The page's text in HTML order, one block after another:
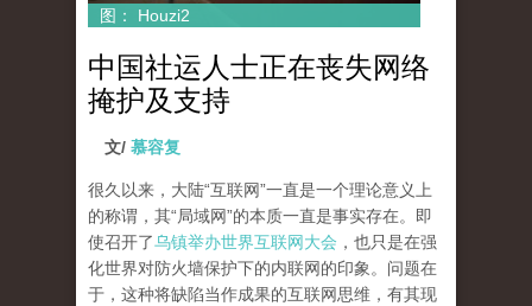
图： Houzi2
中国社运人士正在丧失网络
掩护及支持
文/ 慕容复
很久以来，大陆“互联网”一直是一个理论意义上
的称谓，其“局域网”的本质一直是事实存在。即
使召开了乌镇举办世界互联网大会 ，也只是在强
化世界对防火墙保护下的内联网的印象。问题在
于，这种将缺陷当作成果的互联网思维，有其现